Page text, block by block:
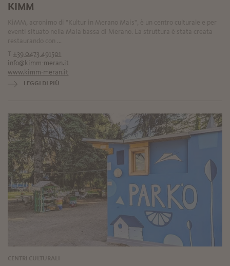
KIMM
KiMM, acronimo di "Kultur in Merano Mais", è un centro culturale e per
eventi situato nella Maia bassa di Merano. La struttura è stata creata
restaurando con ...
T +39 0473 491501
info@kimm-meran.it
www.kimm-meran.it
LEGGI DI PIÙ
CENTRI CULTURALI